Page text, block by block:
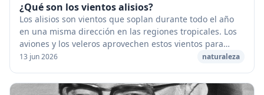
¿Qué son los vientos alisios?
Los alisios son vientos que soplan durante todo el año
en una misma dirección en las regiones tropicales. Los
aviones y los veleros aprovechen estos vientos para
aumentar su velocidad. [caption id="at...
13 jun 2026 naturaleza